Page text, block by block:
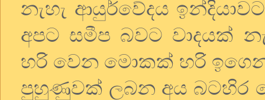
නැහැ ආයුර්වේදය
අපට සමීප බවට වාදයක්
හරි වෙන මොකක් හරි
පුහුණුවක් ලබන අය බටහිර